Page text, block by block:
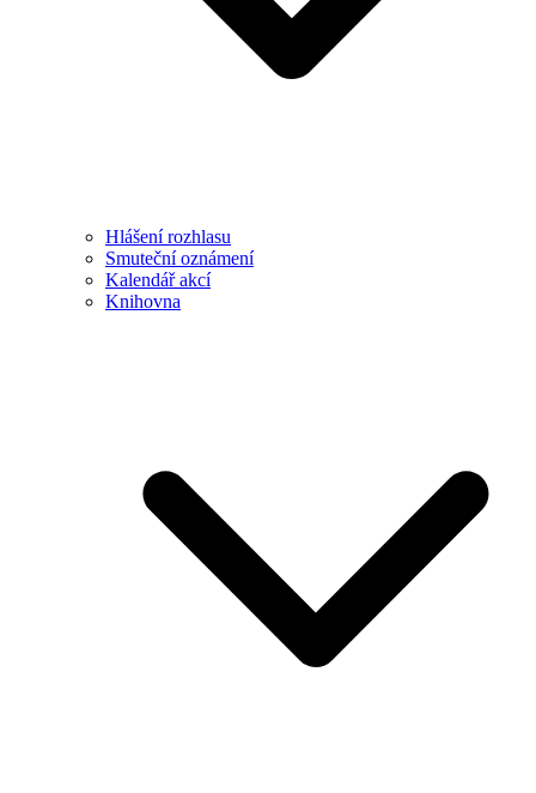
Hlášení rozhlasu
Smuteční oznámení
Kalendář akcí
Knihovna